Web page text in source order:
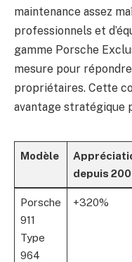
maintenance assez
professionnels et
gamme Porsche
mesure pour
propriétaires. Cette
avantage stratégique
Modèle
depuis
Porsche
911
Type
964
+320%